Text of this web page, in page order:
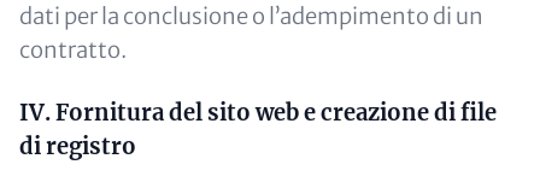
dati per la conclusione o l’adempimento di un
contratto.
IV. Fornitura del sito web e creazione di file
di registro